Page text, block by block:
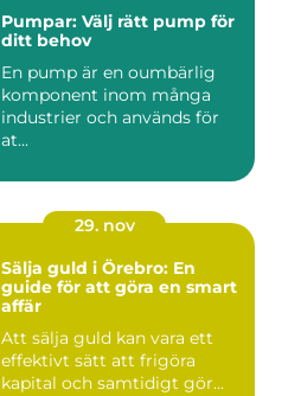
Pumpar: Välj rätt pump för
ditt behov
En pump är en oumbärlig
komponent inom många
industrier och används för
at...
29. nov
Sälja guld i Örebro: En
guide för att göra en smart
affär
Att sälja guld kan vara ett
effektivt sätt att frigöra
kapital och samtidigt gör...